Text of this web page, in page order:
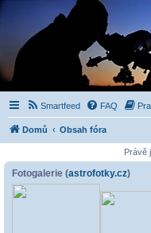
Smartfeed FAQ
Domů Obsah fóra
Právě
Fotogalerie (astrofotky.cz)